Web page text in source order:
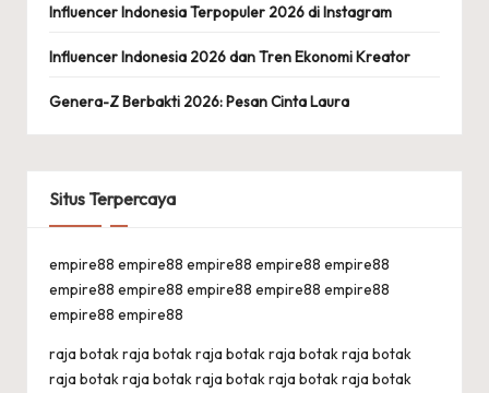
Influencer Indonesia Terpopuler 2026 di Instagram
Influencer Indonesia 2026 dan Tren Ekonomi Kreator
Genera-Z Berbakti 2026: Pesan Cinta Laura
Situs Terpercaya
empire88 empire88 empire88 empire88 empire88
empire88 empire88 empire88 empire88 empire88
empire88 empire88
raja botakraja botakraja botakraja botakraja botak
raja botakraja botakraja botakraja botakraja botak